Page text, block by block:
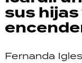
sus
Fernanda